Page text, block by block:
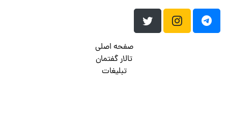
صفحه اصلی
تالار گفتمان
تبلیغات